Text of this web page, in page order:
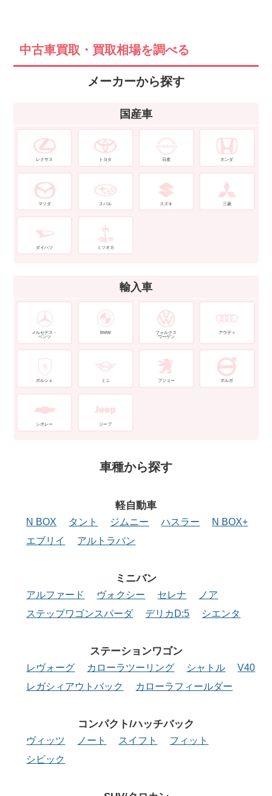
中古車買取・買取相場を調べる
メーカーから探す
国産車
レクサス トヨタ 日産 ホンダ
マツダ スバル スズキ 三菱
ダイハツ ミツオカ
輸入車
メルセデス・
ベンツ
BMW
フォルクス
ワーゲン
アウディ
ポルシェ ミニ プジョー ボルボ
シボレー ジープ
車種から探す
軽自動車
N BOX タント ジムニー ハスラー
N BOX+
エブリイ
アルトラバン
ミニバン
アルファード ヴォクシー セレナ
ノア
ステップワゴンスパーダ
デリカD:5 シエンタ
ステーションワゴン
レヴォーグ カローラツーリング シャトル
V40
レガシィアウトバック
カローラフィールダー
コンパクト/ハッチバック
ヴィッツ ノート スイフト
フィット
シビック